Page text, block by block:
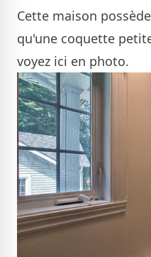
Cette maison
qu'une coquette
voyez ici en photo.